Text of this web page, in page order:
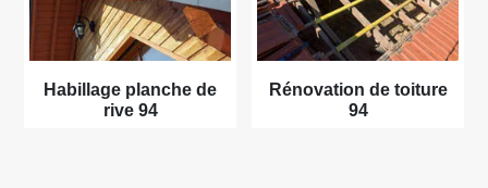
Habillage planche de
rive 94
Rénovation de toiture
94